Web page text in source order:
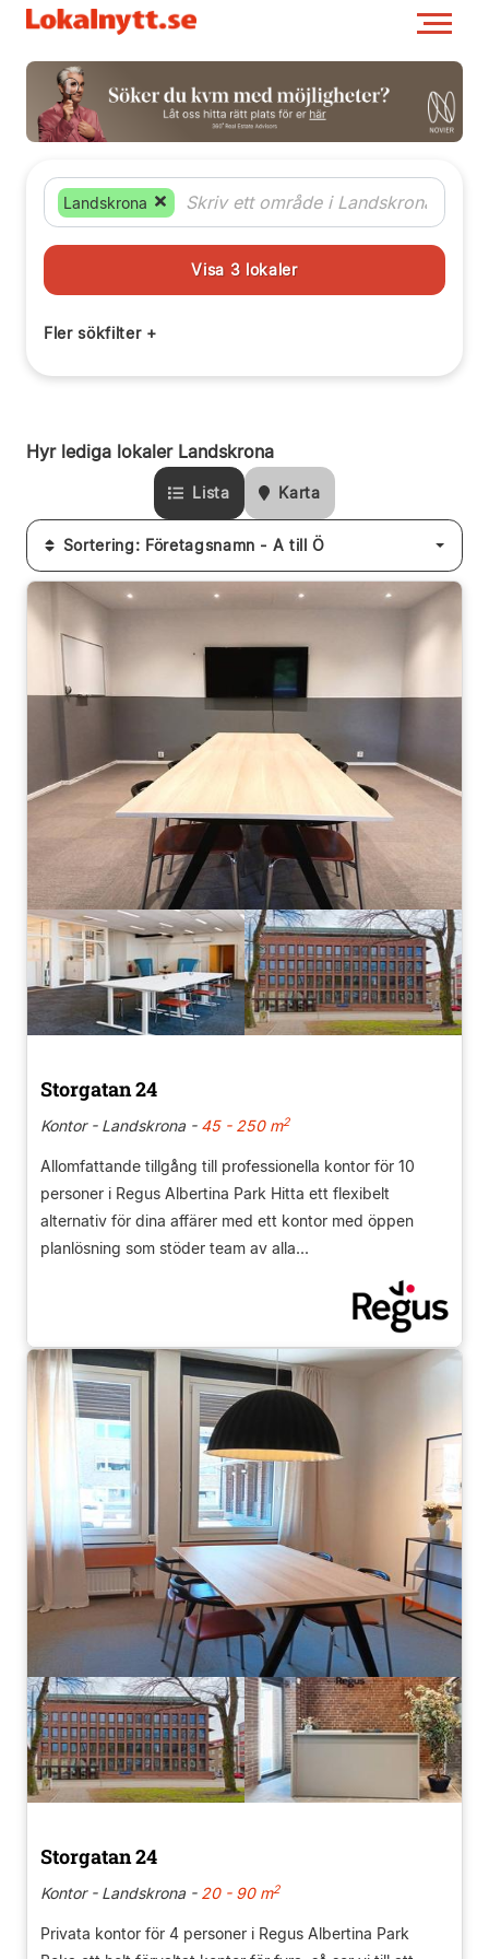
Landskrona
Hyr lediga lokaler Landskrona
Lista Karta
Sortering: Företagsnamn - A till Ö
Storgatan 24
Kontor - Landskrona -45 - 250 m2
Allomfattande tillgång till professionella kontor för 10
personer i Regus Albertina Park Hitta ett flexibelt
alternativ för dina affärer med ett kontor med öppen
planlösning som stöder team av alla...
Storgatan 24
Kontor - Landskrona -20 - 90 m2
Privata kontor för 4 personer i Regus Albertina Park